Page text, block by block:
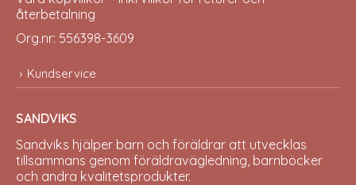
återbetalning
Org.nr: 556398-3609
Kundservice
SANDVIKS
Sandviks hjälper barn och föräldrar att utvecklas
tillsammans genom föräldravägledning, barnböcker
och andra kvalitetsprodukter.